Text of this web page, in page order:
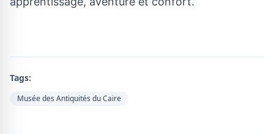
Tags:
Musée des Antiquités du Caire